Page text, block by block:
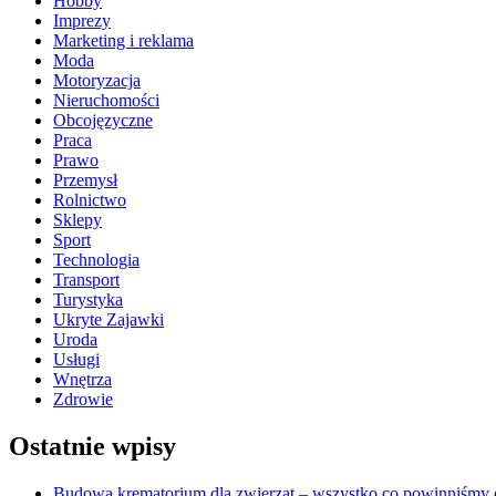
Imprezy
Marketing i reklama
Moda
Motoryzacja
Nieruchomości
Obcojęzyczne
Praca
Prawo
Przemysł
Rolnictwo
Sklepy
Sport
Technologia
Transport
Turystyka
Ukryte Zajawki
Uroda
Usługi
Wnętrza
Zdrowie
Ostatnie wpisy